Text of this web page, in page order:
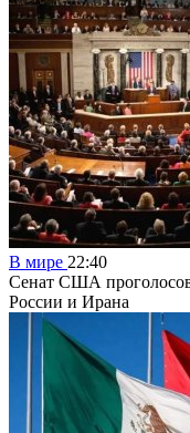
В мире 22:40
Сенат США
России и Ирана